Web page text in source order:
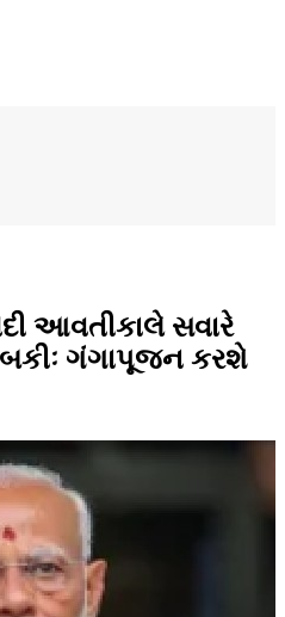
આવતીકાલે સવારે
ગંગાપૂજન કરશે